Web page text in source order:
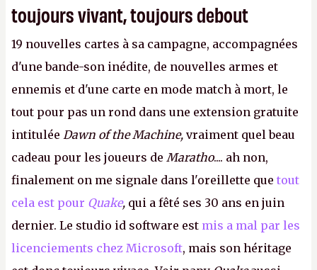
toujours vivant, toujours debout
19 nouvelles cartes à sa campagne, accompagnées
d'une bande-son inédite, de nouvelles armes et
ennemis et d'une carte en mode match à mort, le
tout pour pas un rond dans une extension gratuite
intitulée Dawn of the Machine, vraiment quel beau
cadeau pour les joueurs de Maratho.... ah non,
finalement on me signale dans l'oreillette que tout
cela est pour Quake, qui a fêté ses 30 ans en juin
dernier. Le studio id software est mis a mal par les
licenciements chez Microsoft, mais son héritage